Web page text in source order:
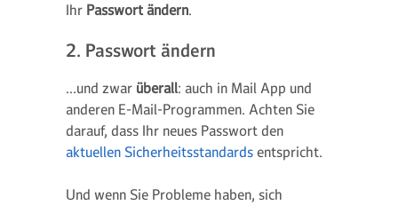
Ihr Passwort ändern.
2. Passwort ändern
…und zwar überall: auch in Mail App und
anderen E-Mail-Programmen. Achten Sie
darauf, dass Ihr neues Passwort den
aktuellen Sicherheitsstandards entspricht.
Und wenn Sie Probleme haben, sich